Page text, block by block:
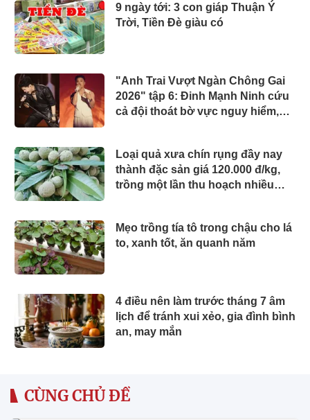
9 ngày tới: 3 con giáp Thuận Ý
Trời, Tiền Đè giàu có
"Anh Trai Vượt Ngàn Chông Gai
2026" tập 6: Đinh Mạnh Ninh cứu
cả đội thoát bờ vực nguy hiểm,
Loại quả xưa chín rụng đầy nay
thành đặc sản giá 120.000 đ/kg,
trồng một lần thu hoạch nhiều
Mẹo trồng tía tô trong chậu cho lá
to, xanh tốt, ăn quanh năm
4 điều nên làm trước tháng 7 âm
lịch để tránh xui xẻo, gia đình bình
an, may mắn
CÙNG CHỦ ĐỀ